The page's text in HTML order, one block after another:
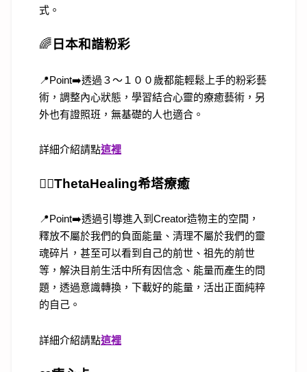
式。
🌈 日本和諧粉彩
📍Point➡️透過３～１００歲都能輕鬆上手的粉彩藝
術，調整內心狀態，學習結合心靈的療癒藝術，另
外也有證照班，無基礎的人也適合。
詳細介紹請點這裡
🧘‍♀️ThetaHealing希塔療癒
📍Point➡️透過引導進入到Creator造物主的空間，
釋放不屬於我們的負面能量、清理不屬於我們的靈
魂碎片，甚至可以看到自己的前世、祖先的前世
等，解決目前生活中所有因信念、能量而產生的問
題，透過意識轉換，下載好的能量，活出正面純粹
的自己。
詳細介紹請點這裡